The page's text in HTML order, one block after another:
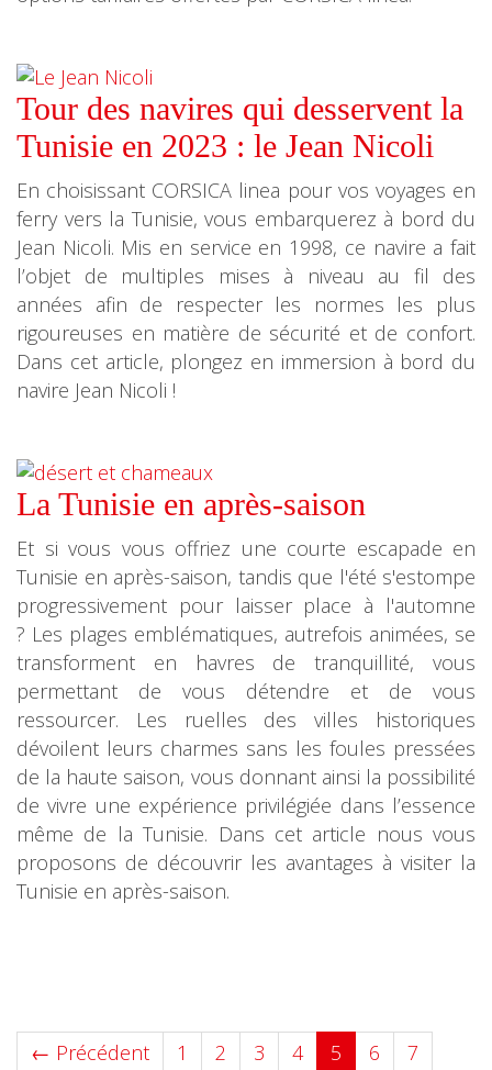
Tour des navires qui desservent la
Tunisie en 2023 : le Jean Nicoli
En choisissant CORSICA linea pour vos voyages en
ferry vers la Tunisie, vous embarquerez à bord du
Jean Nicoli. Mis en service en 1998, ce navire a fait
l’objet de multiples mises à niveau au fil des
années afin de respecter les normes les plus
rigoureuses en matière de sécurité et de confort.
Dans cet article, plongez en immersion à bord du
navire Jean Nicoli !
La Tunisie en après-saison
Et si vous vous offriez une courte escapade en
Tunisie en après-saison, tandis que l'été s'estompe
progressivement pour laisser place à l'automne
? Les plages emblématiques, autrefois animées, se
transforment en havres de tranquillité, vous
permettant de vous détendre et de vous
ressourcer. Les ruelles des villes historiques
dévoilent leurs charmes sans les foules pressées
de la haute saison, vous donnant ainsi la possibilité
de vivre une expérience privilégiée dans l’essence
même de la Tunisie. Dans cet article nous vous
proposons de découvrir les avantages à visiter la
Tunisie en après-saison.
← Précédent 1 2 3 4 5 (current)
6
7